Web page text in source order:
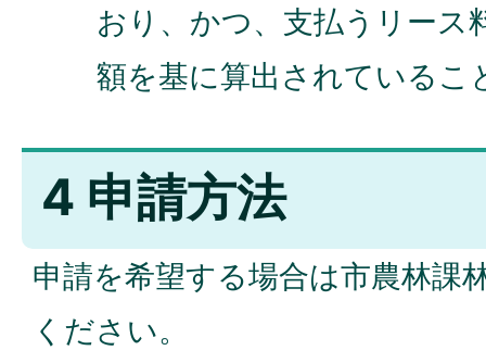
おり、かつ、支払うリース
額を基に算出されているこ
4 申請方法
申請を希望する場合は市農林課
ください。